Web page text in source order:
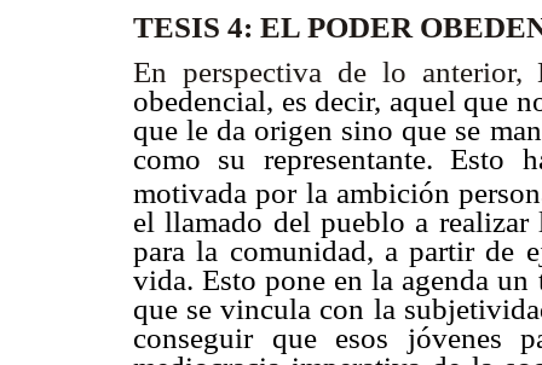
TESIS 4: EL PODER
En perspectiva de lo anterior,
obedencial, es decir, aquel que
que le da origen sino que se
como su representante. Esto
motivada por la ambición
el llamado del pueblo a
para la comunidad, a partir de
vida. Esto pone en la agenda
que se vincula con la
conseguir que esos jóvenes